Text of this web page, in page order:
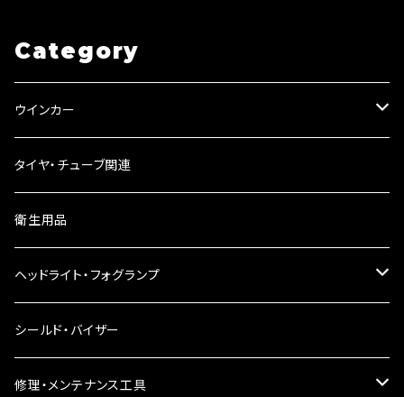
Category
ウインカー
ウインカーリレー
ウインカーレンズ
LEDウインカー
電球型ウインカー
バードゲージウインカー
タイヤ・チューブ関連
衛生用品
ヘッドライト・フォグランプ
ヘッドライト
フォグランプ
シールド・バイザー
修理・メンテナンス工具